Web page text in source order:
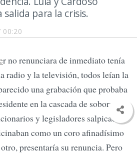
00:20
para la crisis.
r no renunciara de inmediato tenía
radio y la televisión, todos leían la
una grabación que probaba
en la cascada de sobornos
y legisladores salpicados
como un coro afinadísimo
presentaría su renuncia. Pero